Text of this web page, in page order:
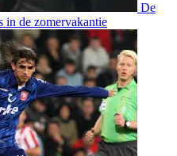
De
in de zomervakantie